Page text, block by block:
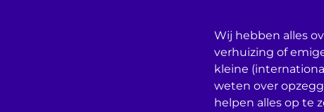
Wij hebben alles
verhuizing of
kleine
weten over
helpen alles op te